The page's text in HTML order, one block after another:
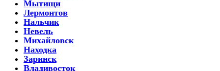
Мытищи
Лермонтов
Нальчик
Невель
Михайловск
Находка
Заринск
Владивосток